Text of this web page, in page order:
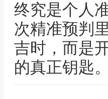
终究是个人
次精准预判
吉时，而是
的真正钥匙。